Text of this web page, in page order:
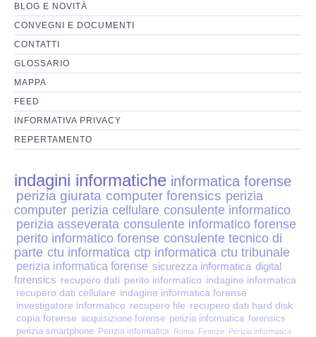
Perizia Contratti ICT
Perizia Disp. Elettronici
Perizia Stalking
Perizia Cyber Bullismo
Incarichi CTU e CTP
Perizia Centralini PBX e VOIP
Perizia Estimo
Perizia Documento informatico
Perizia Cloud
Perizia E-mail
BLOG E NOVITÀ
CONVEGNI E DOCUMENTI
CONTATTI
GLOSSARIO
MAPPA
FEED
INFORMATIVA PRIVACY
REPERTAMENTO
indagini informatiche informatica forense
perizia giurata computer forensics perizia
computer perizia cellulare consulente informatico
perizia asseverata consulente informatico forense
perito informatico forense consulente tecnico di
parte ctu informatica ctp informatica ctu tribunale
perizia informatica forense sicurezza informatica digital
forensics recupero dati perito informatico indagine informatica
recupero dati cellulare indagine informatica forense
investigatore informatico recupero file recupero dati hard disk
copia forense acquisizione forense perizia informatica forensics
perizia smartphone Perizia informatica Roma Firenze Perizia informatica